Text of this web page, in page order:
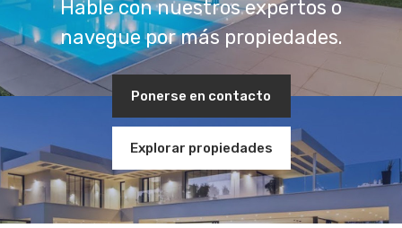
Hable con nuestros expertos o
navegue por más propiedades.
Ponerse en contacto
Explorar propiedades